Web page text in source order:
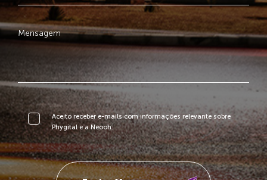
Aceito receber e-mails com informações relevante sobre
Phygital e a Neooh.